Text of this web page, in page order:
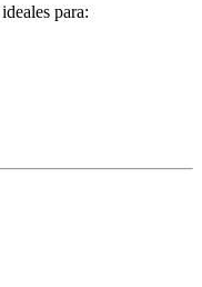
para: